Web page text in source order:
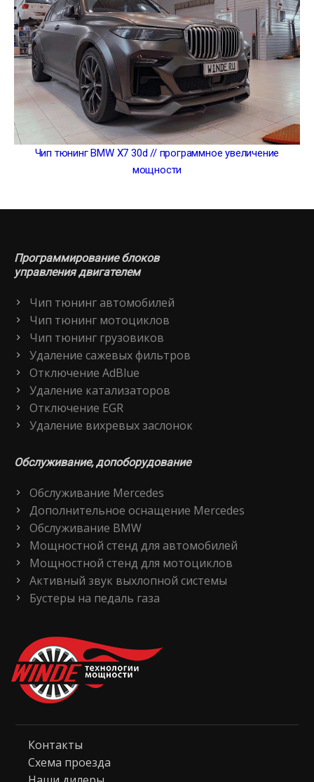
Чип тюнинг BMW X7 30d // программное увеличение
мощности
Программирование блоков
управления двигателем
Чип тюнинг автомобилей
Чип тюнинг мотоциклов
Чип тюнинг грузовиков
Удаление сажевых фильтров
Отключение AdBlue
Удаление катализаторов
Отключение EGR
Удаление вихревых заслонок
Обслуживание, допоборудование
Обслуживание Mercedes
Дополнительное оснащение Mercedes
Обслуживание BMW
Мощностной стенд для автомобилей
Мощностной стенд для мотоциклов
Активный звук выхлопной системы
Бустеры на педаль газа
Контакты
Схема проезда